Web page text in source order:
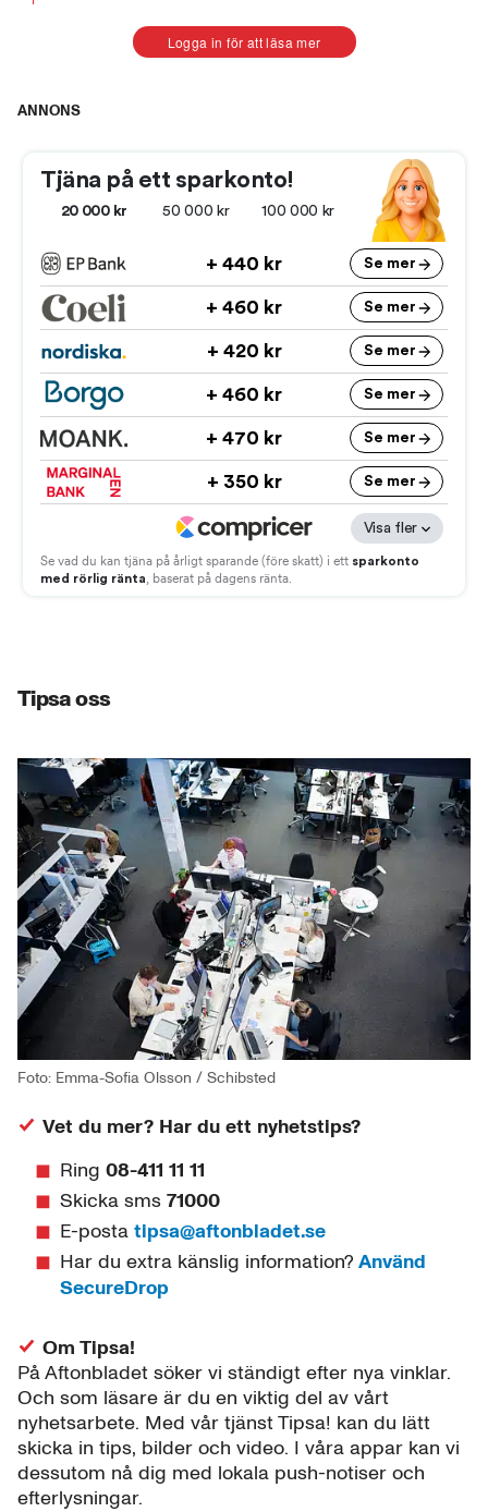
Logga in för att läsa mer
ANNONS
Tipsa oss
Foto: Emma-Sofia Olsson / Schibsted
Vet du mer? Har du ett nyhetstips?
Ring 08-411 11 11
Skicka sms 71000
E-posta tipsa@aftonbladet.se
Har du extra känslig information? Använd
SecureDrop
Om Tipsa!
På Aftonbladet söker vi ständigt efter nya vinklar.
Och som läsare är du en viktig del av vårt
nyhetsarbete. Med vår tjänst Tipsa! kan du lätt
skicka in tips, bilder och video. I våra appar kan vi
dessutom nå dig med lokala push-notiser och
efterlysningar.